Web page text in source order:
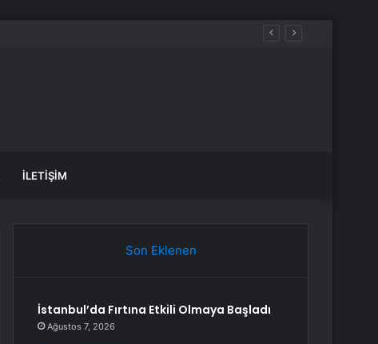
İLETIŞIM
Son Eklenen
İstanbul’da Fırtına Etkili Olmaya Başladı
Ağustos 7, 2026